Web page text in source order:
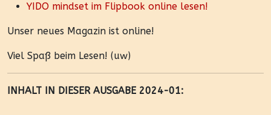
YIDO mindset im Flipbook online lesen!
Unser neues Magazin ist online!
Viel Spaß beim Lesen! (uw)
INHALT IN DIESER AUSGABE 2024-01: